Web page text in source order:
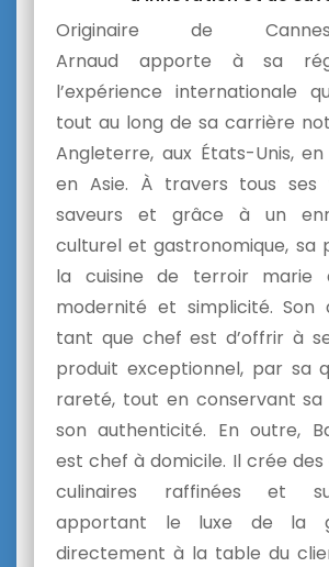
Originaire de
Arnaud apporte à sa
l’expérience internationale
tout au long de sa carrière
Angleterre, aux États-Unis,
en Asie. À travers tous ses
saveurs et grâce à un
culturel et gastronomique, sa
la cuisine de terroir marie
modernité et simplicité.Son
tant que chef est d’offrir à
produit exceptionnel, par sa
rareté, tout en conservant
son authenticité. En outre,
estchef à domicile. Il crée
culinaires raffinées et
apportant le luxe de la
directement à la table du